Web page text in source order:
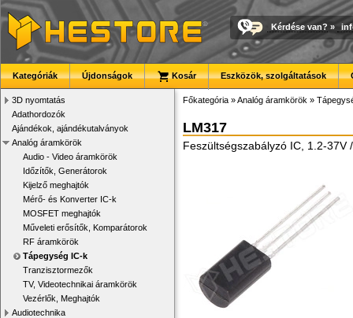
Kérdése van? »
Kategóriák Újdonságok Kosár Eszközök, szolgáltatások
3D nyomtatás
Adathordozók
Ajándékok, ajándékutalványok
Analóg áramkörök
Audio - Video áramkörök
Időzítők, Generátorok
Kijelző meghajtók
Mérő- és Konverter IC-k
MOSFET meghajtók
Műveleti erősítők, Komparátorok
RF áramkörök
Tápegység IC-k
Tranzisztormezők
TV, Videotechnikai áramkörök
Vezérlők, Meghajtók
Audiotechnika
Főkategória »Analóg áramkörök »
LM317
Feszültségszabályzó IC, 1.2-37V